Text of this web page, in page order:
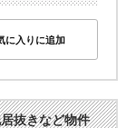
に入りに追加
抜きなど物件